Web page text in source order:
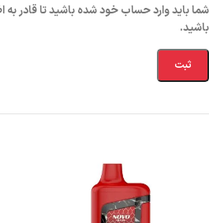
شما باید وارد حساب خود شده باشید تا قادر به
باشید.